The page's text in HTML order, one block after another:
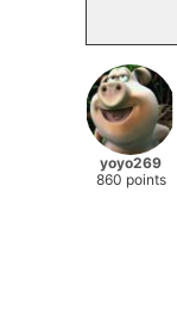
yoyo269
860 points